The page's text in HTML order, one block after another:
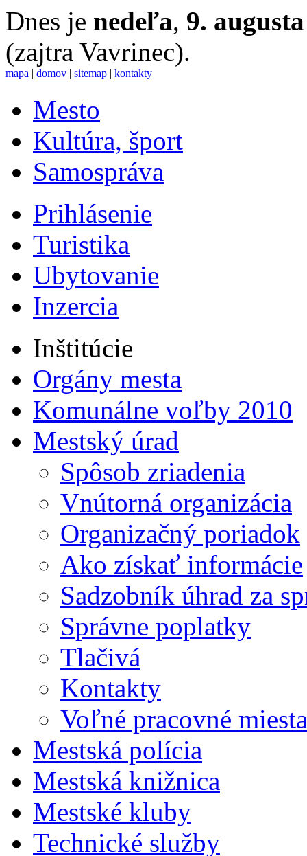
Dnes je nedeľa, 9.
(zajtra Vavrinec).
mapa | domov | sitemap | kontakty
Mesto
Kultúra, šport
Samospráva
Prihlásenie
Turistika
Ubytovanie
Inzercia
Inštitúcie
Orgány mesta
Komunálne voľby 2010
Mestský úrad
Spôsob zriadenia
Vnútorná organizácia
Organizačný poriadok
Ako získať informácie
Sadzobník úhrad za
Správne poplatky
Tlačivá
Kontakty
Voľné pracovné miesta
Mestská polícia
Mestská knižnica
Mestské kluby
Technické služby